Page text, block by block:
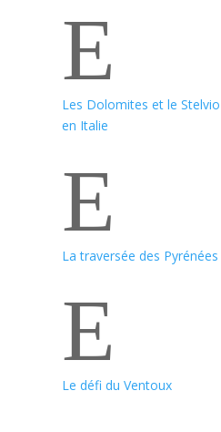
E
Les Dolomites et le Stelvio
en Italie
E
La traversée des Pyrénées
E
Le défi du Ventoux